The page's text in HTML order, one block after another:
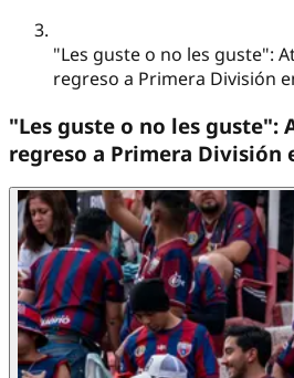
"Les guste o no les guste":
regreso a Primera División
"Les guste o no les guste":
regreso a Primera División